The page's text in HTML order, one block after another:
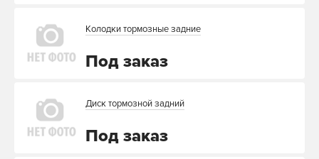
Колодки тормозные задние
Под заказ
Диск тормозной задний
Под заказ